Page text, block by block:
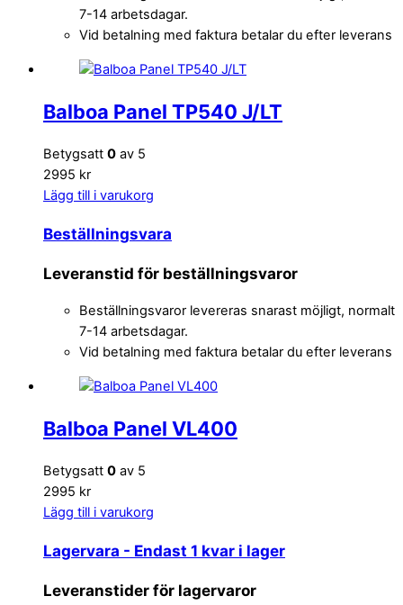
7-14 arbetsdagar.
Vid betalning med faktura betalar du efter leverans
Balboa Panel TP540 J/LT
Betygsatt 0 av 5
2995 kr
Lägg till i varukorg
Beställningsvara
Leveranstid för beställningsvaror
Beställningsvaror levereras snarast möjligt, normalt
7-14 arbetsdagar.
Vid betalning med faktura betalar du efter leverans
Balboa Panel VL400
Betygsatt 0 av 5
2995 kr
Lägg till i varukorg
Lagervara - Endast 1 kvar i lager
Leveranstider för lagervaror